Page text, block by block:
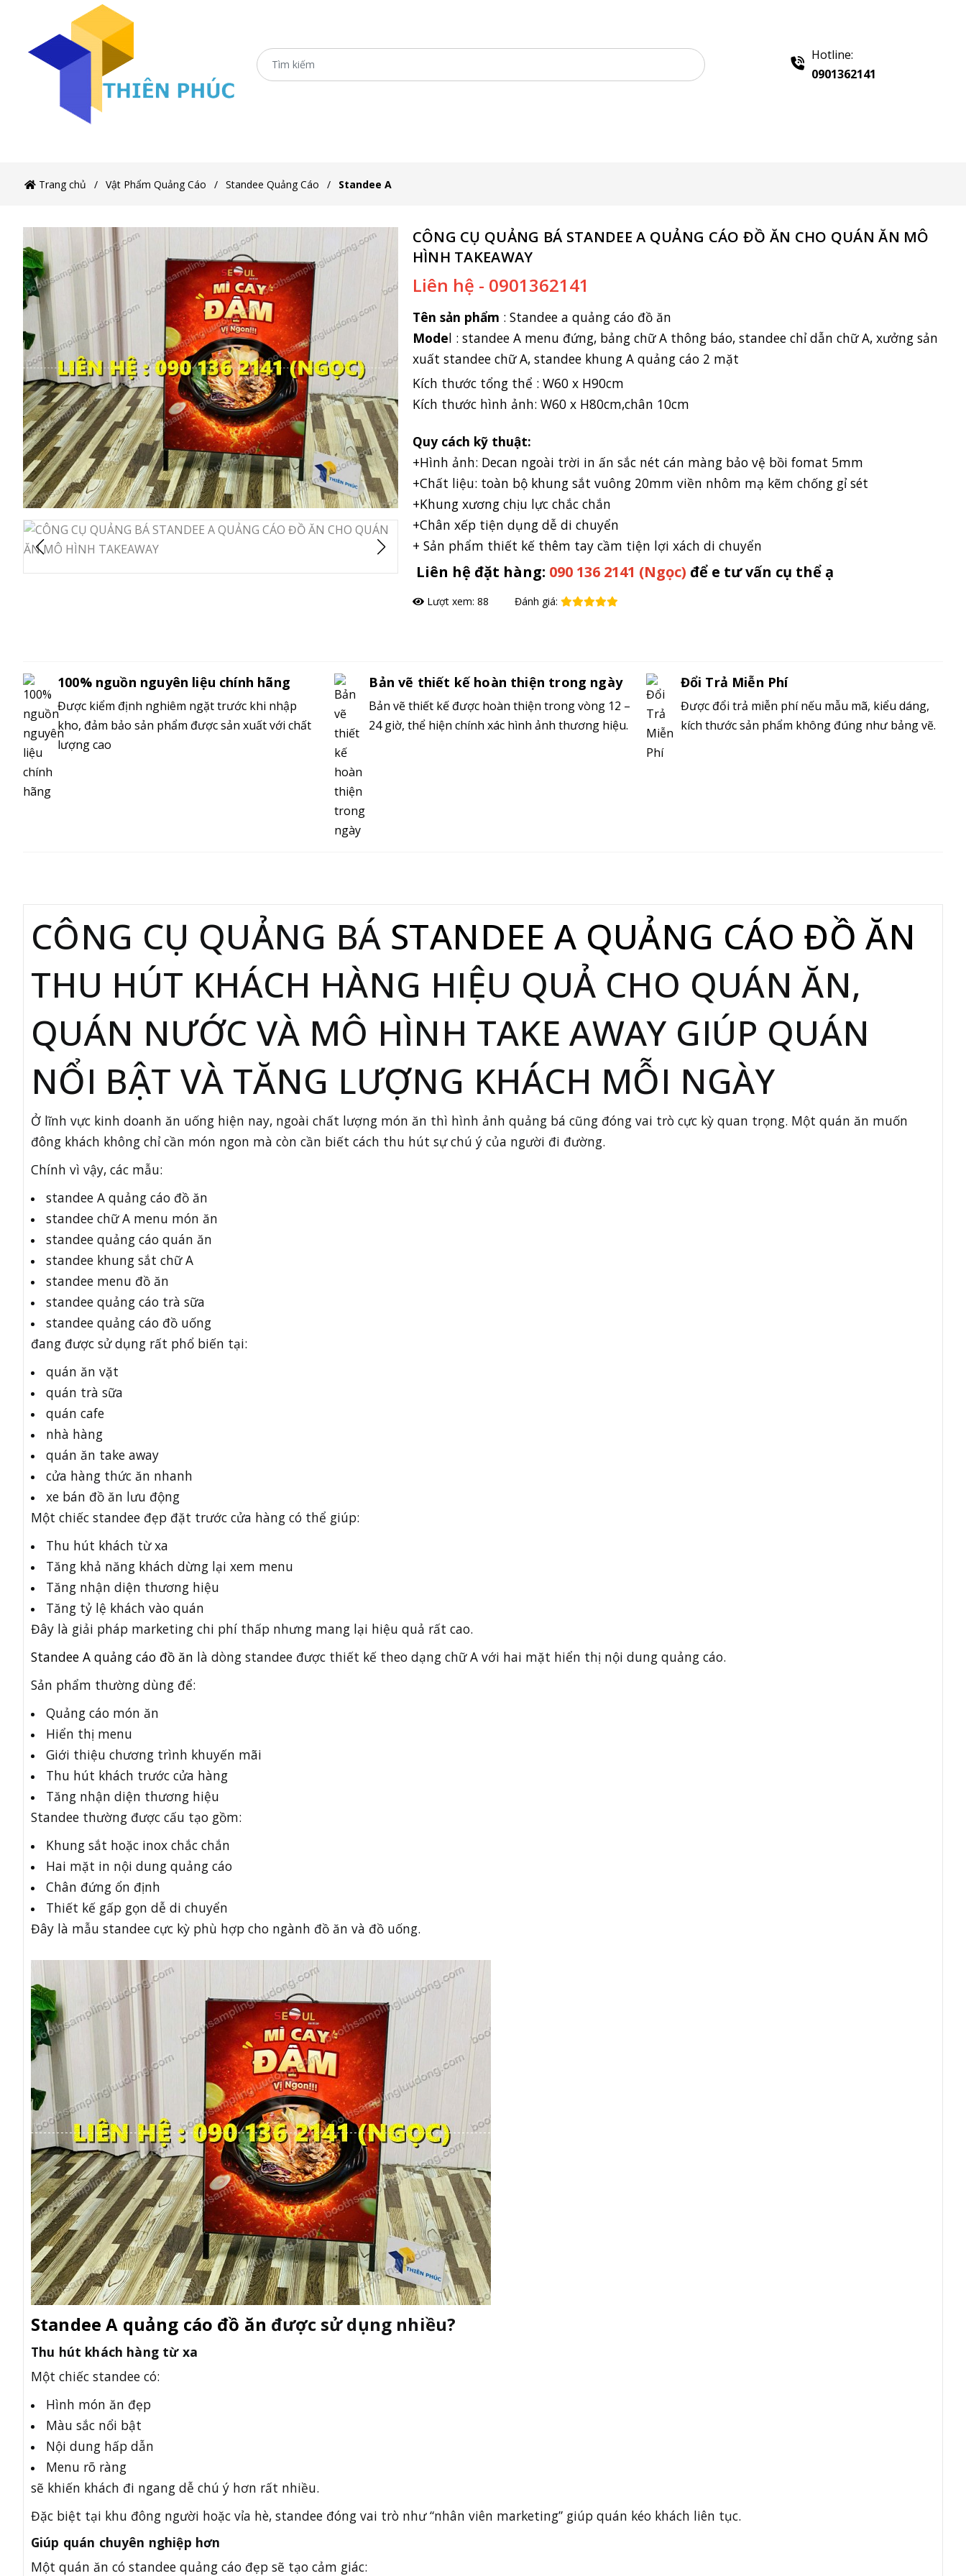
Hotline:
0901362141
Trang chủ Vật Phẩm Quảng Cáo Standee Quảng Cáo Standee A
CÔNG CỤ QUẢNG BÁ STANDEE A QUẢNG CÁO ĐỒ ĂN CHO QUÁN ĂN MÔ
HÌNH TAKEAWAY
Liên hệ - 0901362141
Tên sản phẩm : Standee a quảng cáo đồ ăn
Model : standee A menu đứng, bảng chữ A thông báo, standee chỉ dẫn chữ A, xưởng sản
xuất standee chữ A, standee khung A quảng cáo 2 mặt
Kích thước tổng thể : W60 x H90cm
Kích thước hình ảnh: W60 x H80cm,chân 10cm
Quy cách kỹ thuật:
+Hình ảnh: Decan ngoài trời in ấn sắc nét cán màng bảo vệ bồi fomat 5mm
+Chất liệu: toàn bộ khung sắt vuông 20mm viền nhôm mạ kẽm chống gỉ sét
+Khung xương chịu lực chắc chắn
+Chân xếp tiện dụng dễ di chuyển
+ Sản phẩm thiết kế thêm tay cầm tiện lợi xách di chuyển
Liên hệ đặt hàng: 090 136 2141 (Ngọc) để e tư vấn cụ thể ạ
Lượt xem: 88 Đánh giá:
100% nguồn nguyên liệu chính hãng
Được kiểm định nghiêm ngặt trước khi nhập
kho, đảm bảo sản phẩm được sản xuất với chất
lượng cao
Bản vẽ thiết kế hoàn thiện trong ngày
Bản vẽ thiết kế được hoàn thiện trong vòng 12 –
24 giờ, thể hiện chính xác hình ảnh thương hiệu.
Đổi Trả Miễn Phí
Được đổi trả miễn phí nếu mẫu mã, kiểu dáng,
kích thước sản phẩm không đúng như bảng vẽ.
CÔNG CỤ QUẢNG BÁ STANDEE A QUẢNG CÁO ĐỒ ĂN
THU HÚT KHÁCH HÀNG HIỆU QUẢ CHO QUÁN ĂN,
QUÁN NƯỚC VÀ MÔ HÌNH TAKE AWAY GIÚP QUÁN
NỔI BẬT VÀ TĂNG LƯỢNG KHÁCH MỖI NGÀY
Ở lĩnh vực kinh doanh ăn uống hiện nay, ngoài chất lượng món ăn thì hình ảnh quảng bá cũng đóng vai trò cực kỳ quan trọng. Một quán ăn muốn
đông khách không chỉ cần món ngon mà còn cần biết cách thu hút sự chú ý của người đi đường.
Chính vì vậy, các mẫu:
standee A quảng cáo đồ ăn
standee chữ A menu món ăn
standee quảng cáo quán ăn
standee khung sắt chữ A
standee menu đồ ăn
standee quảng cáo trà sữa
standee quảng cáo đồ uống
đang được sử dụng rất phổ biến tại:
quán ăn vặt
quán trà sữa
quán cafe
nhà hàng
quán ăn take away
cửa hàng thức ăn nhanh
xe bán đồ ăn lưu động
Một chiếc standee đẹp đặt trước cửa hàng có thể giúp:
Thu hút khách từ xa
Tăng khả năng khách dừng lại xem menu
Tăng nhận diện thương hiệu
Tăng tỷ lệ khách vào quán
Đây là giải pháp marketing chi phí thấp nhưng mang lại hiệu quả rất cao.
Standee A quảng cáo đồ ăn là dòng standee được thiết kế theo dạng chữ A với hai mặt hiển thị nội dung quảng cáo.
Sản phẩm thường dùng để:
Quảng cáo món ăn
Hiển thị menu
Giới thiệu chương trình khuyến mãi
Thu hút khách trước cửa hàng
Tăng nhận diện thương hiệu
Standee thường được cấu tạo gồm:
Khung sắt hoặc inox chắc chắn
Hai mặt in nội dung quảng cáo
Chân đứng ổn định
Thiết kế gấp gọn dễ di chuyển
Đây là mẫu standee cực kỳ phù hợp cho ngành đồ ăn và đồ uống.
Standee A quảng cáo đồ ăn được sử dụng nhiều?
Thu hút khách hàng từ xa
Một chiếc standee có:
Hình món ăn đẹp
Màu sắc nổi bật
Nội dung hấp dẫn
Menu rõ ràng
sẽ khiến khách đi ngang dễ chú ý hơn rất nhiều.
Đặc biệt tại khu đông người hoặc vỉa hè, standee đóng vai trò như “nhân viên marketing” giúp quán kéo khách liên tục.
Giúp quán chuyên nghiệp hơn
Một quán ăn có standee quảng cáo đẹp sẽ tạo cảm giác: